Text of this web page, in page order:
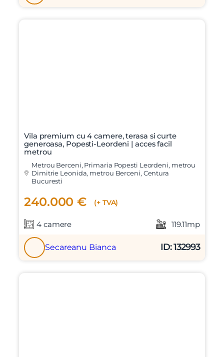
Vila premium cu 4 camere, terasa si curte
generoasa, Popesti-Leordeni | acces facil
metrou
Metrou Berceni, Primaria Popesti Leordeni, metrou
Dimitrie Leonida, metrou Berceni, Centura
Bucuresti
240.000 € (+ TVA)
4 camere 119.11mp
Secareanu Bianca ID: 132993
Nume